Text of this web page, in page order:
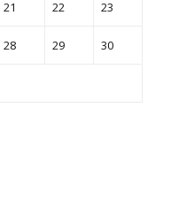
21 22 23
28 29 30